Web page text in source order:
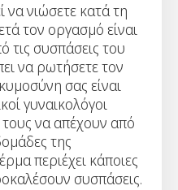
να νιώσετε κατά τη
τον οργασμό είναι
τις συσπάσεις του
να ρωτήσετε τον
σας είναι
γυναικολόγοι
τους να απέχουν από
της
περιέχει κάποιες
συσπάσεις.